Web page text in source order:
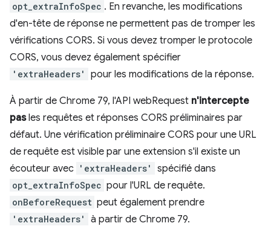
opt_extraInfoSpec . En revanche, les modifications
d'en-tête de réponse ne permettent pas de tromper les
vérifications CORS. Si vous devez tromper le protocole
CORS, vous devez également spécifier
'extraHeaders' pour les modifications de la réponse.
À partir de Chrome 79, l'API webRequest n'intercepte
pasles requêtes et réponses CORS préliminaires par
défaut. Une vérification préliminaire CORS pour une URL
de requête est visible par une extension s'il existe un
écouteur avec 'extraHeaders' spécifié dans
opt_extraInfoSpec pour l'URL de requête.
onBeforeRequest peut également prendre
'extraHeaders' à partir de Chrome 79.